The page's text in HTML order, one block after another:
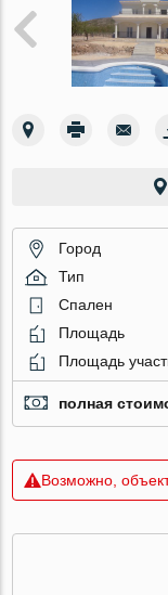
Город
Тип
Спален
Площадь
Площадь
полная
Возможно,